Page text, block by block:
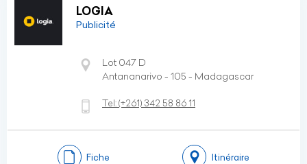
LOGIA
Publicité
Lot 047 D
Antananarivo - 105 - Madagascar
Tel:(+261) 342 58 86 11
Fiche Itinéraire